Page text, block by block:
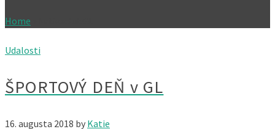
Home
Udalosti
ŠPORTOVÝ DEŇ v GL
16. augusta 2018 by Katie